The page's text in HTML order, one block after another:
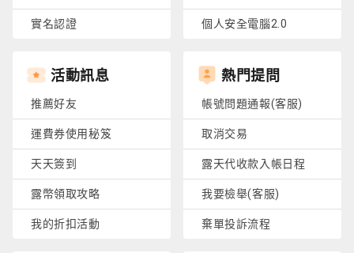
實名認證 個人安全電腦2.0
活動訊息
推薦好友
運費券使用秘笈
天天簽到
露幣領取攻略
我的折扣活動
熱門提問
帳號問題通報(客服)
取消交易
露天代收款入帳日程
我要檢舉(客服)
棄單投訴流程